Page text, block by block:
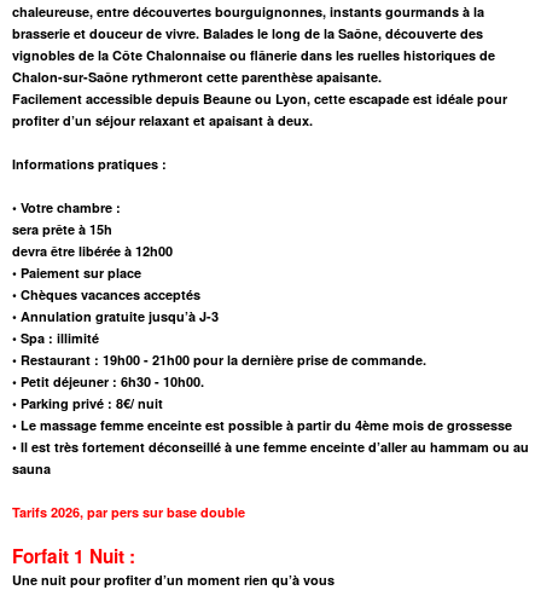
chaleureuse, entre découvertes bourguignonnes, instants gourmands à la
brasserie et douceur de vivre. Balades le long de la Saône, découverte des
vignobles de la Côte Chalonnaise ou flânerie dans les ruelles historiques de
Chalon-sur-Saône rythmeront cette parenthèse apaisante.
Facilement accessible depuis Beaune ou Lyon, cette escapade est idéale pour
profiter d’un séjour relaxant et apaisant à deux.
Informations pratiques :
• Votre chambre :
sera prête à 15h
devra être libérée à 12h00
• Paiement sur place
• Chèques vacances acceptés
• Annulation gratuite jusqu’à J-3
• Spa : illimité
• Restaurant : 19h00 - 21h00 pour la dernière prise de commande.
• Petit déjeuner : 6h30 - 10h00.
• Parking privé : 8€/ nuit
• Le massage femme enceinte est possible à partir du 4ème mois de grossesse
• Il est très fortement déconseillé à une femme enceinte d’aller au hammam ou au
sauna
Tarifs 2026, par pers sur base double
Forfait 1 Nuit :
Une nuit pour profiter d’un moment rien qu’à vous